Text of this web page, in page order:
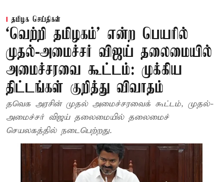
தமிழக செய்திகள்
‘வெற்றி தமிழகம்’ என்ற பெயரில்
முதல்-அமைச்சர் விஜய் தலைமையில்
அமைச்சரவை கூட்டம்: முக்கிய
திட்டங்கள் குறித்து விவாதம்
தவெக அரசின் முதல் அமைச்சரவைக் கூட்டம், முதல்-
அமைச்சர் விஜய் தலைமையில் தலைமைச்
செயலகத்தில் நடைபெற்றது.